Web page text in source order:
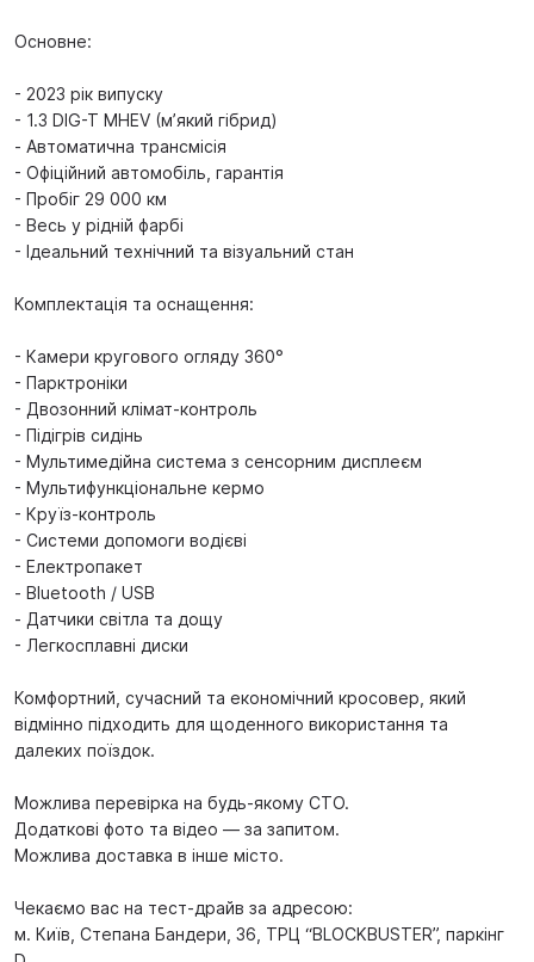
Основне:
- 2023 рік випуску
- 1.3 DIG-T MHEV (м’який гібрид)
- Автоматична трансмісія
- Офіційний автомобіль, гарантія
- Пробіг 29 000 км
- Весь у рідній фарбі
- Ідеальний технічний та візуальний стан
Комплектація та оснащення:
- Камери кругового огляду 360°
- Парктроніки
- Двозонний клімат-контроль
- Підігрів сидінь
- Мультимедійна система з сенсорним дисплеєм
- Мультифункціональне кермо
- Круїз-контроль
- Системи допомоги водієві
- Електропакет
- Bluetooth / USB
- Датчики світла та дощу
- Легкосплавні диски
Комфортний, сучасний та економічний кросовер, який
відмінно підходить для щоденного використання та
далеких поїздок.
Можлива перевірка на будь-якому СТО.
Додаткові фото та відео — за запитом.
Можлива доставка в інше місто.
Чекаємо вас на тест-драйв за адресою:
м. Київ, Степана Бандери, 36, ТРЦ “BLOCKBUSTER”, паркінг